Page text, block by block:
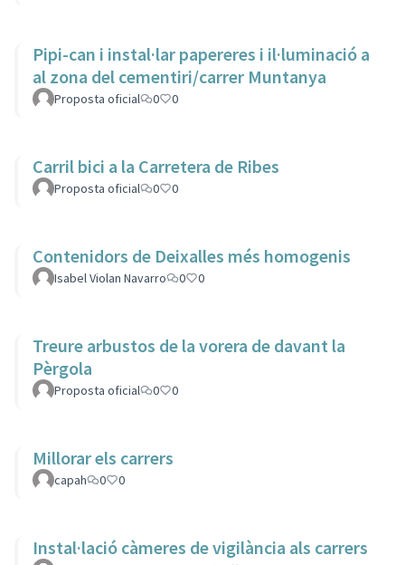
Pipi-can i instal·lar papereres i il·luminació a
al zona del cementiri/carrer Muntanya
Proposta oficial 0 0
Carril bici a la Carretera de Ribes
Proposta oficial 0 0
Contenidors de Deixalles més homogenis
Isabel Violan Navarro 0 0
Treure arbustos de la vorera de davant la
Pèrgola
Proposta oficial 0 0
Millorar els carrers
capah 0 0
Instal·lació càmeres de vigilància als carrers